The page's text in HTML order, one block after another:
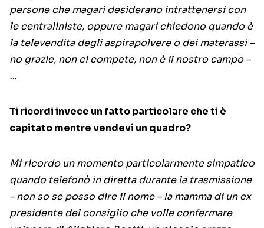
persone che magari desiderano intrattenersi con
le centraliniste, oppure magari chiedono quando è
la televendita degli aspirapolvere o dei materassi –
no grazie, non ci compete, non è il nostro campo –
…
Ti ricordi invece un fatto particolare che ti è
capitato mentre vendevi un quadro?
Mi ricordo un momento particolarmente simpatico
quando telefonò in diretta durante la trasmissione
– non so se posso dire il nome – la mamma di un ex
presidente del consiglio che volle confermare